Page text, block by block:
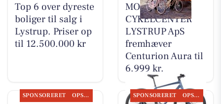
Top 6 over dyreste
boliger til salg i
Lystrup. Priser op
til 12.500.000 kr
MOSQUITO
CYKELCENTER
LYSTRUP ApS
fremhæver
Centurion Aura til
6.999 kr.
SPONSORERET OPSLAGSTAVLEN SPONSORERET OPSLAGSTAVLEN